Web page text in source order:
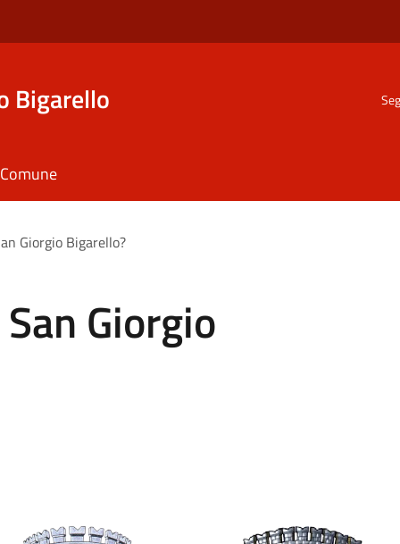
Bigarello
Giorgio Bigarello?
Giorgio